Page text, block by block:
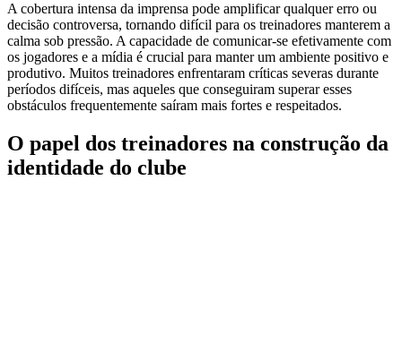
A cobertura intensa da imprensa pode amplificar qualquer erro ou
decisão controversa, tornando difícil para os treinadores manterem a
calma sob pressão. A capacidade de comunicar-se efetivamente com
os jogadores e a mídia é crucial para manter um ambiente positivo e
produtivo. Muitos treinadores enfrentaram críticas severas durante
períodos difíceis, mas aqueles que conseguiram superar esses
obstáculos frequentemente saíram mais fortes e respeitados.
O papel dos treinadores na construção da
identidade do clube